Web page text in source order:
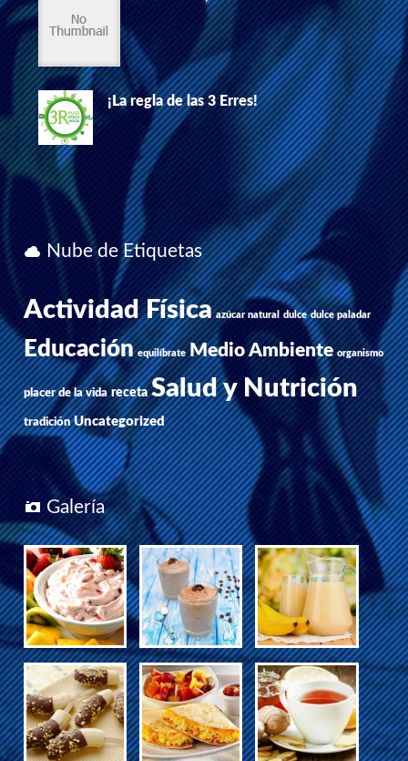
¡La regla de las 3 Erres!
Nube de Etiquetas
Actividad Física azúcar natural dulce dulce paladar
Educación equilíbrate Medio Ambiente organismo
placer de la vida receta Salud y Nutrición
tradición Uncategorized
Galería